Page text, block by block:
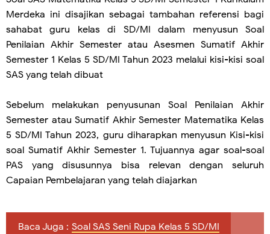
Merdeka ini disajikan sebagai tambahan referensi bagi
sahabat guru kelas di SD/MI dalam menyusun Soal
Penilaian Akhir Semester atau Asesmen Sumatif Akhir
Semester 1 Kelas 5 SD/MI Tahun 2023 melalui kisi-kisi soal
SAS yang telah dibuat
Sebelum melakukan penyusunan Soal Penilaian Akhir
Semester atau Sumatif Akhir Semester Matematika Kelas
5 SD/MI Tahun 2023, guru diharapkan menyusun Kisi-kisi
soal Sumatif Akhir Semester 1. Tujuannya agar soal-soal
PAS yang disusunnya bisa relevan dengan seluruh
Capaian Pembelajaran yang telah diajarkan
Baca Juga : Soal SAS Seni Rupa Kelas 5 SD/MI